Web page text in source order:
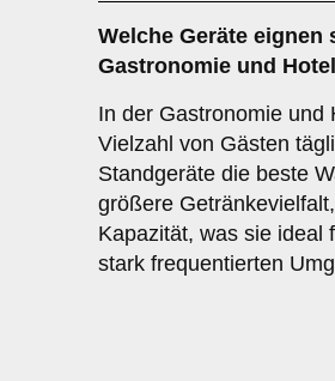
Welche Geräte eignen
Gastronomie und
In der Gastronomie und
Vielzahl von Gästen
Standgeräte die beste
größere
Kapazität, was sie ideal
stark frequentierten